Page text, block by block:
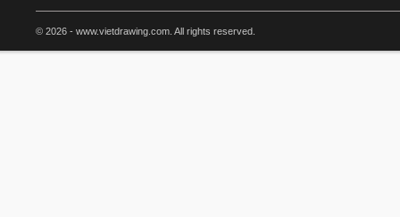
© 2026 - www.vietdrawing.com. All rights reserved.